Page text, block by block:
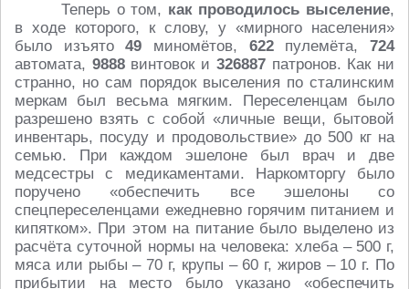
Теперь о том, как проводилось выселение,
в ходе которого, к слову, у «мирного населения»
было изъято49 миномётов, 622пулемёта,724
автомата, 9888винтовок и 326887патронов. Как ни
странно, но сам порядок выселения по сталинским
меркам был весьма мягким. Переселенцам было
разрешено взять с собой «личные вещи, бытовой
инвентарь, посуду и продовольствие» до 500 кг на
семью. При каждом эшелоне был врач и две
медсестры с медикаментами. Наркомторгу было
поручено «обеспечить все эшелоны со
спецпереселенцами ежедневно горячим питанием и
кипятком». При этом на питание было выделено из
расчёта суточной нормы на человека: хлеба – 500 г,
мяса или рыбы – 70 г, крупы – 60 г, жиров – 10 г. По
прибытии на место было указано «обеспечить